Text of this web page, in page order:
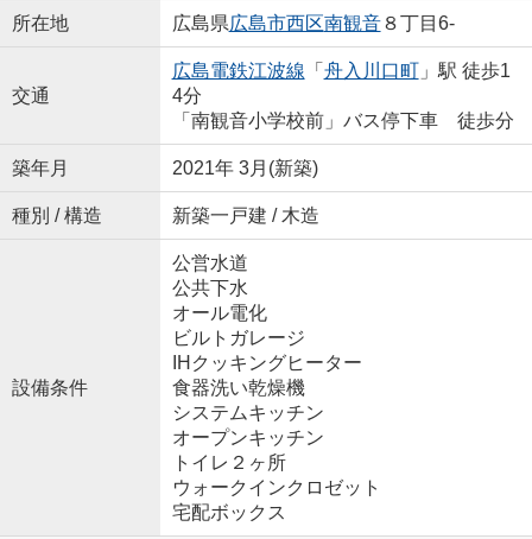
所在地 広島県広島市西区南観音８丁目6-
交通
広島電鉄江波線 「 舟入川口町」駅 徒歩1
4分
「南観音小学校前」バス停下車 徒歩分
築年月 2021年 3月(新築)
種別 / 構造 新築一戸建 / 木造
設備条件
公営水道
公共下水
オール電化
ビルトガレージ
IHクッキングヒーター
食器洗い乾燥機
システムキッチン
オープンキッチン
トイレ２ヶ所
ウォークインクロゼット
宅配ボックス